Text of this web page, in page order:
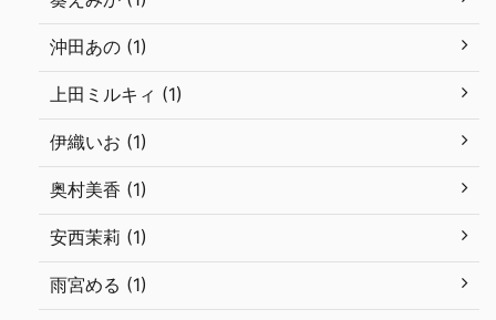
沖田あの (1)
上田ミルキィ (1)
伊織いお (1)
奥村美香 (1)
安西茉莉 (1)
雨宮める (1)